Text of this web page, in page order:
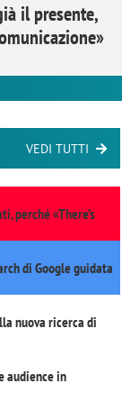
il presente,
VEDI TUTTI
perché «There’s
di Google guidata
nuova ricerca di
audience in